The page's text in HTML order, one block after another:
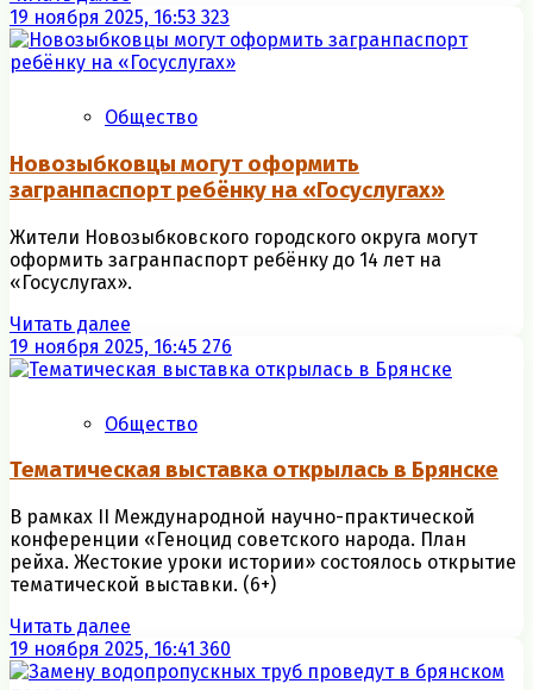
19 ноября 2025, 16:53 323
Общество
Новозыбковцы могут оформить
загранпаспорт ребёнку на «Госуслугах»
Жители Новозыбковского городского округа могут
оформить загранпаспорт ребёнку до 14 лет на
«Госуслугах».
Читать далее
19 ноября 2025, 16:45 276
Общество
Тематическая выставка открылась в Брянске
В рамках II Международной научно-практической
конференции «Геноцид советского народа. План
рейха. Жестокие уроки истории» состоялось открытие
тематической выставки. (6+)
Читать далее
19 ноября 2025, 16:41 360